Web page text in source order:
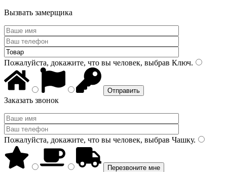
Вызвать замерщика
Пожалуйста, докажите, что вы человек, выбрав Ключ.
Заказать звонок
Пожалуйста, докажите, что вы человек, выбрав Чашку.